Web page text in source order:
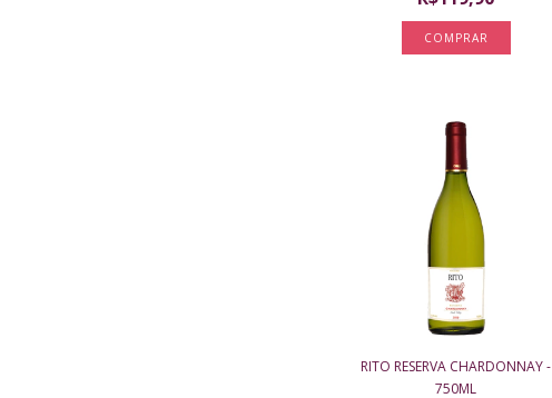
RITO RESERVA CHARDONNAY -
750ML